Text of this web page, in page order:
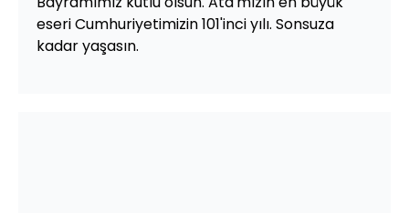
eseri Cumhuriyetimizin 101'inci yılı. Sonsuza
kadar yaşasın.